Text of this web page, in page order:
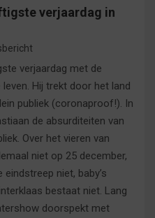
verjaardag in
verjaardag met de
Hij trekt door het land
publiek (coronaproof!). In
de absurditeiten van
Over het vieren van
niet op 25 december,
niet, baby’s
bestaat niet. Lang
doorspekt met